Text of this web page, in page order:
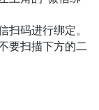
扫码进行绑定。
要扫描下方的二